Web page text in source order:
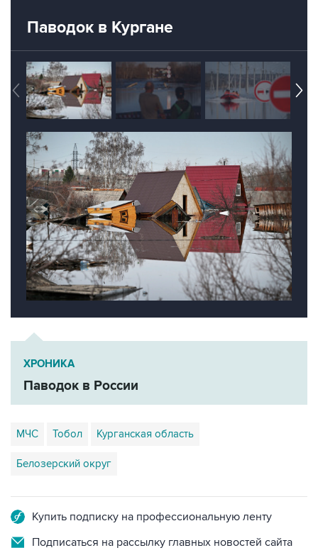
Паводок в Кургане
ХРОНИКА
Паводок в России
МЧС Тобол Курганская область
Белозерский округ
Купить подписку на профессиональную ленту
Подписаться на рассылку главных новостей сайта